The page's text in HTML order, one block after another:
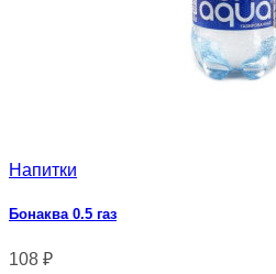
Напитки
Бонаква 0.5 газ
108 ₽